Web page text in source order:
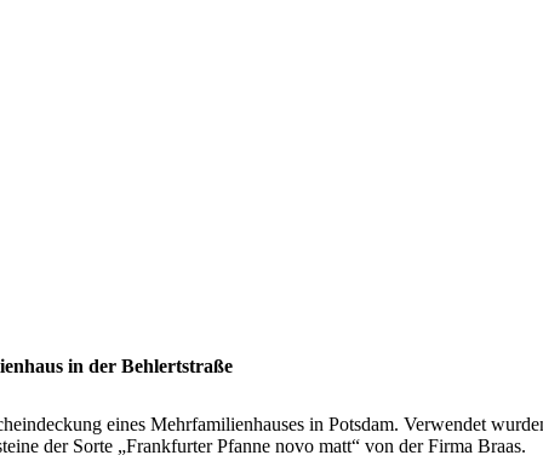
in der Behlertstraße
eines Mehrfamilienhauses in Potsdam. Verwendet
der Sorte „Frankfurter Pfanne novo matt“ von der Firma Braas.